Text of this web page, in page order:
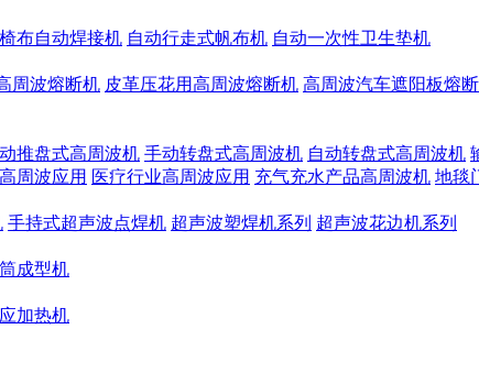
布自动焊接机 自动行走式帆布机 自动一次性卫生垫机
周波熔断机 皮革压花用高周波熔断机 高周波汽车遮阳板熔
推盘式高周波机 手动转盘式高周波机 自动转盘式高周波机
周波应用 医疗行业高周波应用 充气充水产品高周波机 地毯
手持式超声波点焊机 超声波塑焊机系列 超声波花边机系列
成型机
加热机